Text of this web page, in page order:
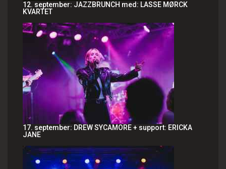
12. september: JAZZBRUNCH med: LASSE MØRCK
KVARTET
17. september: DREW SYCAMORE + support: ERICKA
JANE